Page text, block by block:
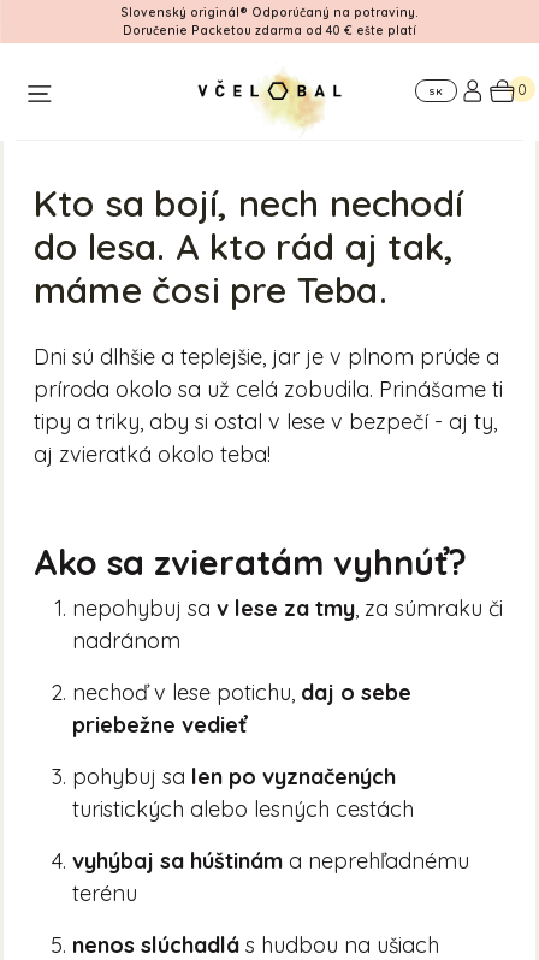
Slovenský originál® Odporúčaný na potraviny.
Doručenie Packetou zdarma od 40 € ešte platí
firmy
nás
SK 0
Kto sa bojí, nech nechodí
do lesa. A kto rád aj tak,
máme čosi pre Teba.
Dni sú dlhšie a teplejšie, jar je v plnom prúde a
príroda okolo sa už celá zobudila. Prinášame ti
tipy a triky, aby si ostal v lese v bezpečí - aj ty,
aj zvieratká okolo teba!
Ako sa zvieratám vyhnúť?
nepohybuj sa v lese za tmy , za súmraku či
nadránom
nechoď v lese potichu, daj o sebe
priebežne vedieť
pohybuj sa len po vyznačených
turistických alebo lesných cestách
vyhýbaj sa húštinám a neprehľadnému
terénu
nenos slúchadlá s hudbou na ušiach